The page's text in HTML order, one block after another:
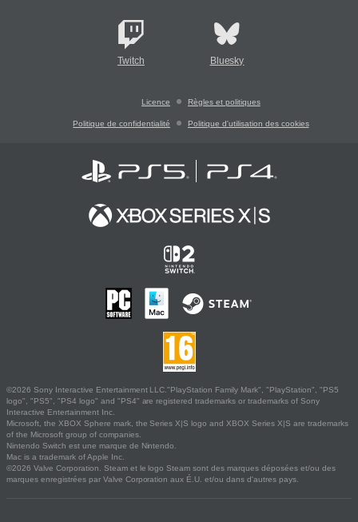
Twitch Bluesky
Licence Règles et politiques
Politique de confidentialité Politique d'utilisation des cookies
©2026 Sony Interactive Entertainment LLC."PlayStation Family Mark", "PlayStation", "PS5
logo", "PS5", "PS4 logo" and "PS4" are registered trademarks or trademarks of Sony
Interactive Entertainment Inc.
Microsoft, the XBOX Sphere mark, the Series X|S logo and XBOX Series X|S are trademarks
of the Microsoft group of companies.
Nintendo Switch est une marque de Nintendo.
Mac is a trademark of Apple Inc.
©2026 Valve Corporation. Steam et le logo Steam sont des marques déposées et/ou des
marques enregistrées par Valve Corporation aux É.U. et/ou dans d'autres pays.